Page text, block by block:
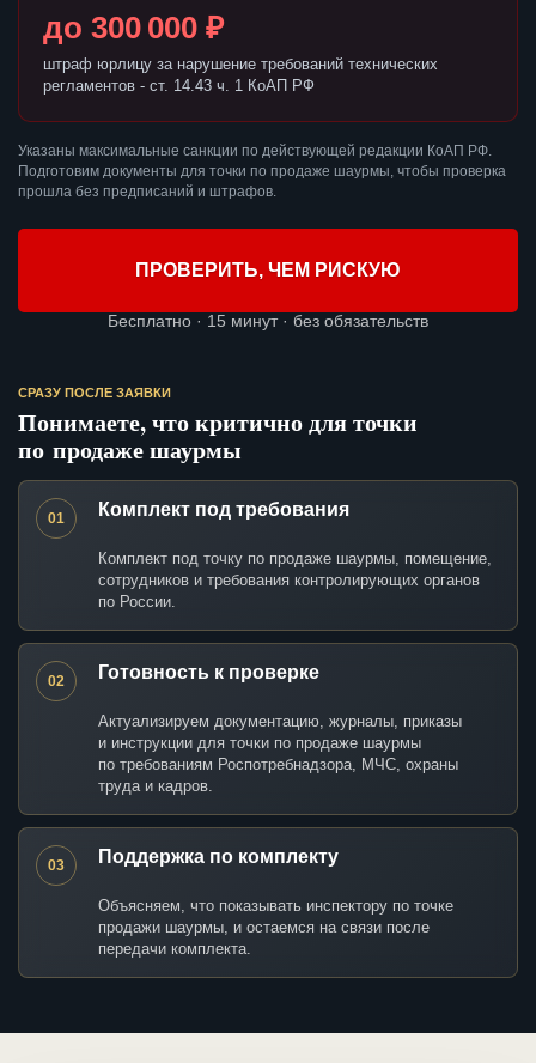
до 300 000 ₽
штраф юрлицу за нарушение требований технических
регламентов - ст. 14.43 ч. 1 КоАП РФ
Указаны максимальные санкции по действующей редакции КоАП РФ.
Подготовим документы для точки по продаже шаурмы, чтобы проверка
прошла без предписаний и штрафов.
ПРОВЕРИТЬ, ЧЕМ РИСКУЮ
Бесплатно · 15 минут · без обязательств
СРАЗУ ПОСЛЕ ЗАЯВКИ
Понимаете, что критично для точки
по продаже шаурмы
01 Комплект под требования
Комплект под точку по продаже шаурмы, помещение,
сотрудников и требования контролирующих органов
по России.
02 Готовность к проверке
Актуализируем документацию, журналы, приказы
и инструкции для точки по продаже шаурмы
по требованиям Роспотребнадзора, МЧС, охраны
труда и кадров.
03 Поддержка по комплекту
Объясняем, что показывать инспектору по точке
продажи шаурмы, и остаемся на связи после
передачи комплекта.